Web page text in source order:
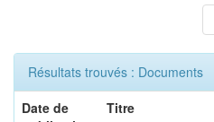
Résultats trouvés : Documents
Date de
Titre